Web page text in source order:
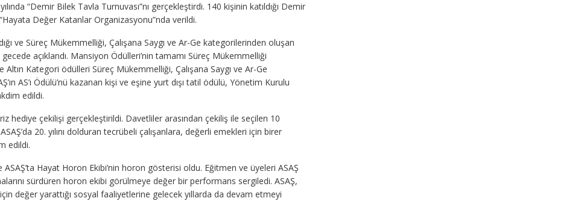
“Demir Bilek Tavla Turnuvası”nı gerçekleştirdi. 140 kişinin katıldığı Demir
Değer Katanlar Organizasyonu”nda verildi.
ve Süreç Mükemmelliği, Çalışana Saygı ve Ar-Ge kategorilerinden oluşan
gecede açıklandı. Mansiyon Ödülleri’nin tamamı Süreç Mükemmelliği
Kategori ödülleri Süreç Mükemmelliği, Çalışana Saygı ve Ar-Ge
AS’ı Ödülü’nü kazanan kişi ve eşine yurt dışı tatil ödülü, Yönetim Kurulu
edildi.
hediye çekilişi gerçekleştirildi. Davetliler arasından çekiliş ile seçilen 10
20. yılını dolduran tecrübeli çalışanlara, değerli emekleri için birer
edildi.
Hayat Horon Ekibi’nin horon gösterisi oldu. Eğitmen ve üyeleri ASAŞ
sürdüren horon ekibi görülmeye değer bir performans sergiledi. ASAŞ,
değer yarattığı sosyal faaliyetlerine gelecek yıllarda da devam etmeyi